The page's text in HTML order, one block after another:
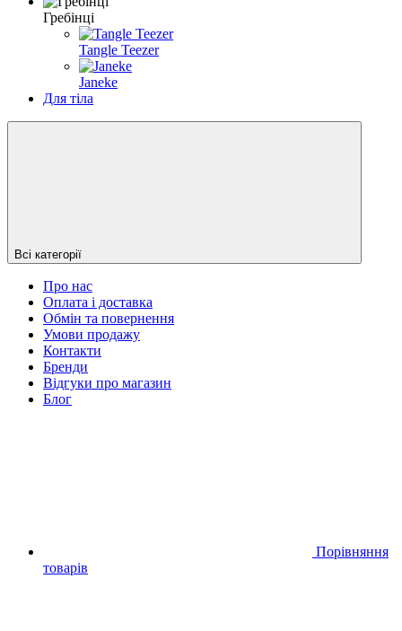
Гребінці
Tangle Teezer
Janeke
Для тіла
Всі категорії
Про нас
Оплата і доставка
Обмін та повернення
Умови продажу
Контакти
Бренди
Відгуки про магазин
Блог
Порівняння
товарів